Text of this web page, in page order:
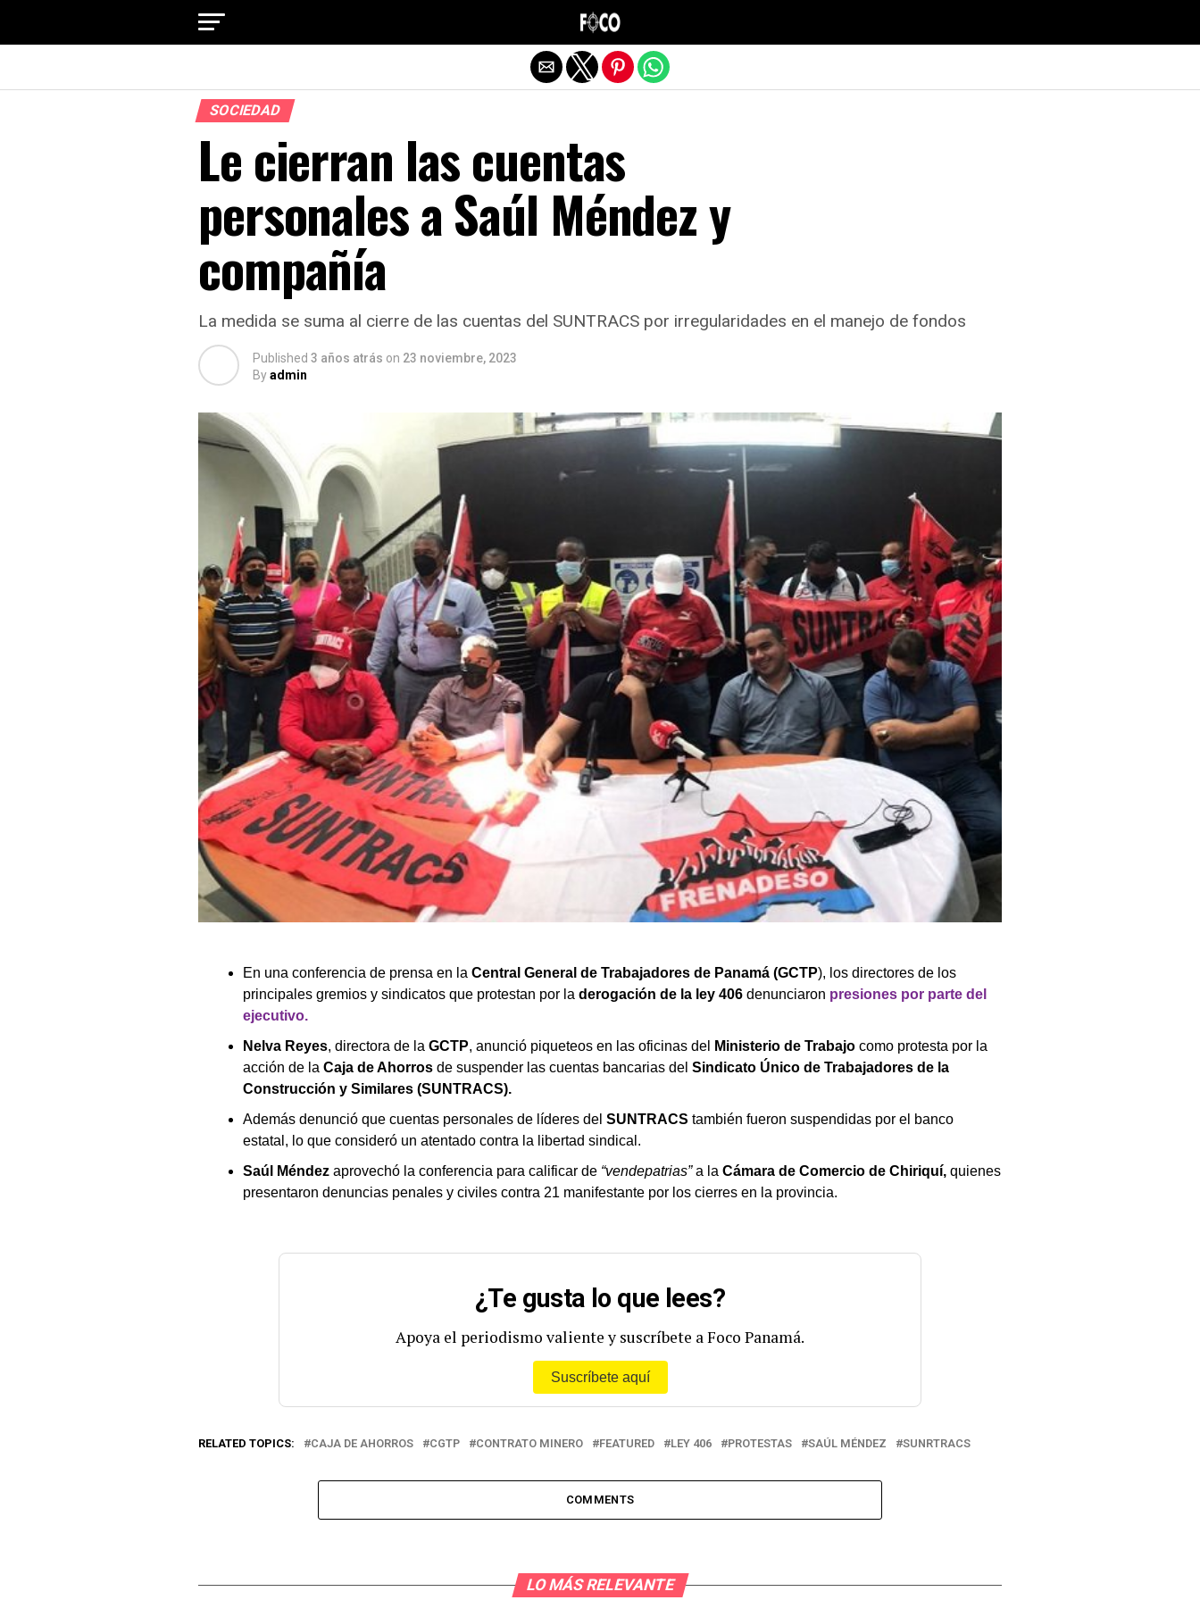
SOCIEDAD
Le cierran las cuentas
personales a Saúl Méndez y
compañía
La medida se suma al cierre de las cuentas del SUNTRACS por irregularidades en el manejo de fondos
Published 3 años atrás on 23 noviembre, 2023
Byadmin
En una conferencia de prensa en la Central General de Trabajadores de Panamá (GCTP), los directores de los
principales gremios y sindicatos que protestan por la derogación de la ley 406 denunciaron presiones por parte del
ejecutivo.
Nelva Reyes, directora de la GCTP, anunció piqueteos en las oficinas del Ministerio de Trabajo como protesta por la
acción de la Caja de Ahorros de suspender las cuentas bancarias del Sindicato Único de Trabajadores de la
Construcción y Similares (SUNTRACS).
Además denunció que cuentas personales de líderes del SUNTRACS también fueron suspendidas por el banco
estatal, lo que consideró un atentado contra la libertad sindical.
Saúl Méndez aprovechó la conferencia para calificar de “vendepatrias”a la Cámara de Comercio de Chiriquí, quienes
presentaron denuncias penales y civiles contra 21 manifestante por los cierres en la provincia.
¿Te gusta lo que lees?
Apoya el periodismo valiente y suscríbete a Foco Panamá.
Suscríbete aquí
RELATED TOPICS: CAJA DE AHORROS CGTP CONTRATO MINERO FEATURED LEY 406 PROTESTAS SAÚL MÉNDEZ SUNRTRACS
COMMENTS
LO MÁS RELEVANTE
Salir de la versión móvil